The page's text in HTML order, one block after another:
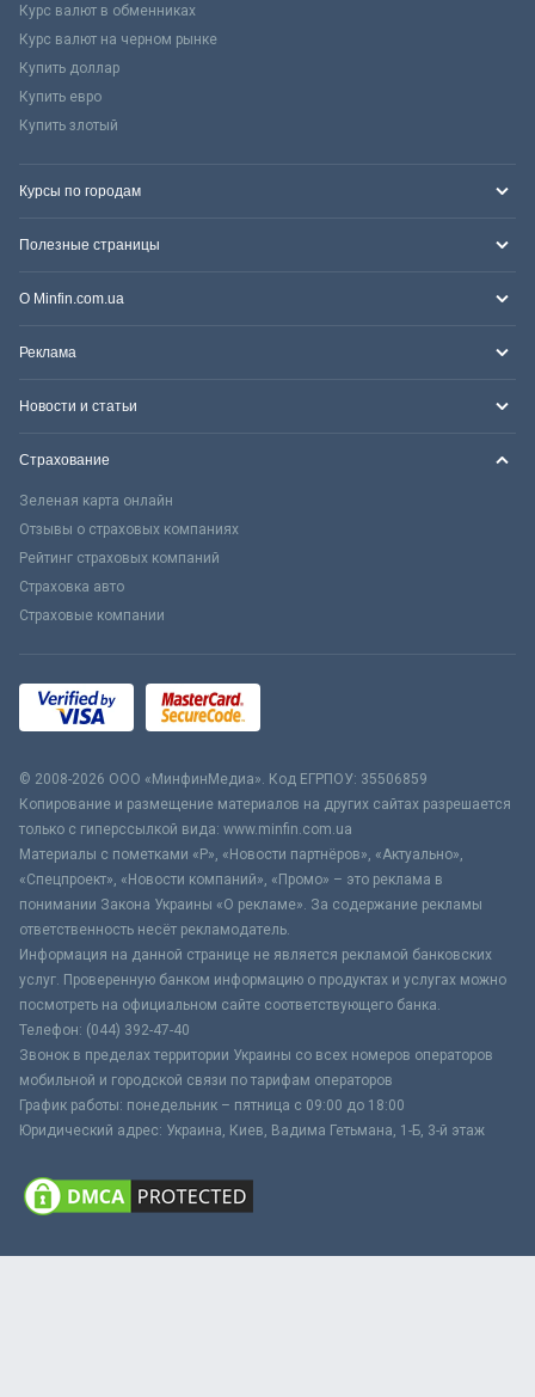
Курс валют в обменниках
Курс валют на черном рынке
Купить доллар
Купить евро
Купить злотый
Курсы по городам
Полезные страницы
О Minfin.com.ua
Реклама
Новости и статьи
Страхование
Зеленая карта онлайн
Отзывы о страховых компаниях
Рейтинг страховых компаний
Страховка авто
Страховые компании
© 2008-2026 ООО «МинфинМедиа». Код ЕГРПОУ: 35506859
Копирование и размещение материалов на других сайтах разрешается
только с гиперссылкой вида: www.minfin.com.ua
Материалы с пометками «Р», «Новости партнёров», «Актуально»,
«Спецпроект», «Новости компаний», «Промо» – это реклама в
понимании Закона Украины «О рекламе». За содержание рекламы
ответственность несёт рекламодатель.
Информация на данной странице не является рекламой банковских
услуг. Проверенную банком информацию о продуктах и услугах можно
посмотреть на официальном сайте соответствующего банка.
Телефон: (044) 392-47-40
Звонок в пределах территории Украины со всех номеров операторов
мобильной и городской связи по тарифам операторов
График работы: понедельник – пятница с 09:00 до 18:00
Юридический адрес: Украина, Киев, Вадима Гетьмана, 1-Б, 3-й этаж